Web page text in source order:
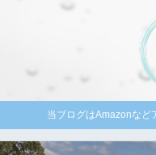
当ブログはAmazonなど